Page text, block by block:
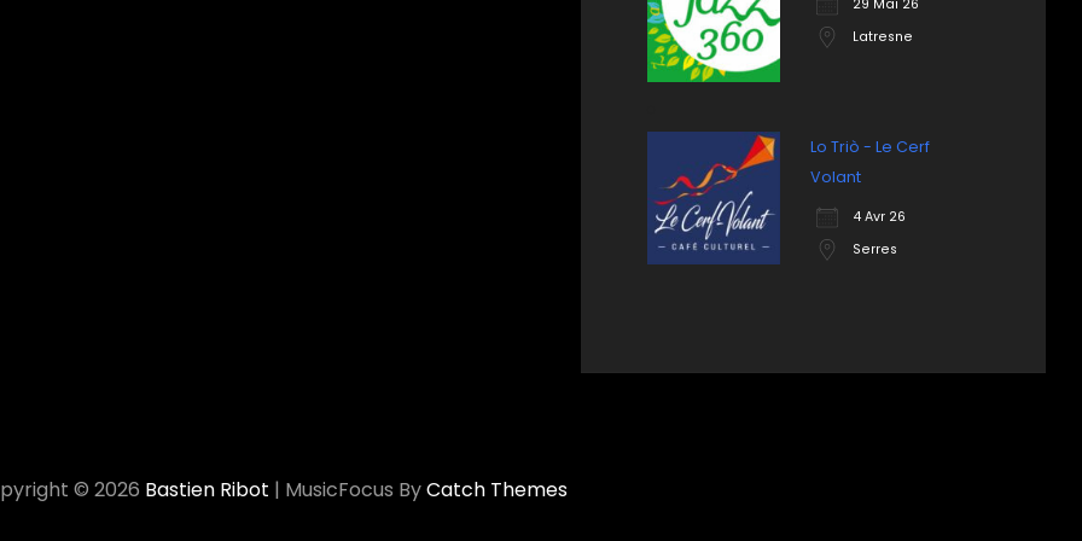
29 Mai 26
Latresne
Lo Triò - Le Cerf
Volant
4 Avr 26
Serres
© 2026 Bastien Ribot | MusicFocus ByCatch Themes